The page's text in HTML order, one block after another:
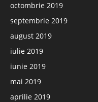
octombrie 2019
septembrie 2019
august 2019
iulie 2019
iunie 2019
mai 2019
aprilie 2019